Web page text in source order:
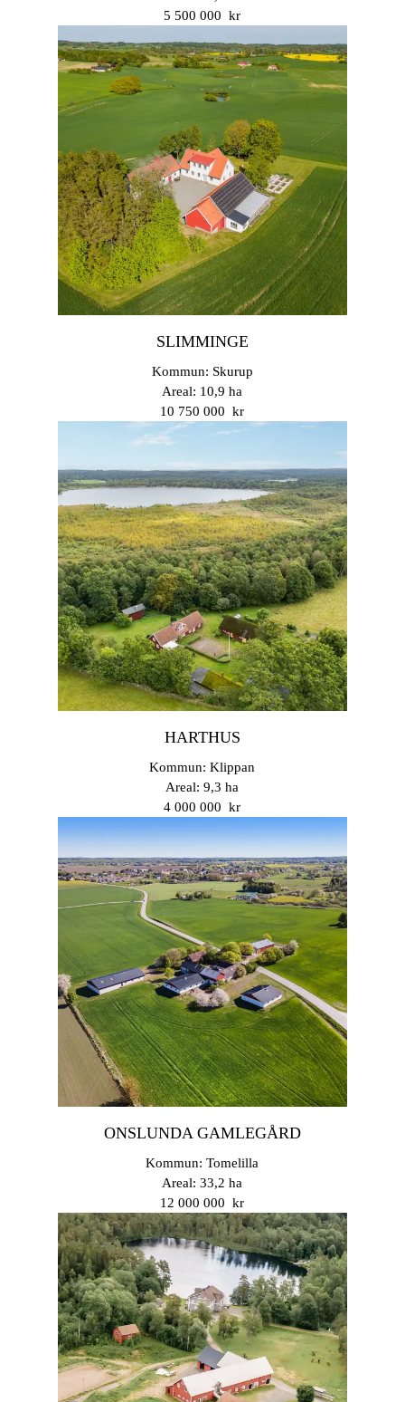
5 500 000 kr
SLIMMINGE
Kommun: Skurup
Areal: 10,9 ha
10 750 000 kr
HARTHUS
Kommun: Klippan
Areal: 9,3 ha
4 000 000 kr
ONSLUNDA GAMLEGÅRD
Kommun: Tomelilla
Areal: 33,2 ha
12 000 000 kr